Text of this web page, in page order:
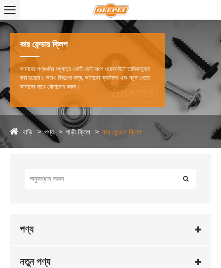
কার ফেন্ডার ক্লিপ
আমাদের পণ্যগুলির শুধুমাত্র একটি ছোট অংশ ওয়েবসাইটে তালিকাভুক্ত
করা হয়েছে। আরও বিকল্পের জন্য, আমাদের ক্যাটালগ এবং নমুনা পেতে
আমাদের সাথে যোগাযোগ করুন।
বাড়ি পণ্য গাড়ী ক্লিপ কার ফেন্ডার ক্লিপ
পণ্য
নতুন পণ্য